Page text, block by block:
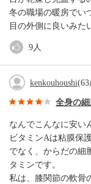
冬の職場の暖房でい
目の外側に良いみた
9人
kenkouhoushi
全身の
なんでこんなに安い
ビタミンAは粘膜保
でなく、からだの細
タミンです。
私は、膝関節の軟骨